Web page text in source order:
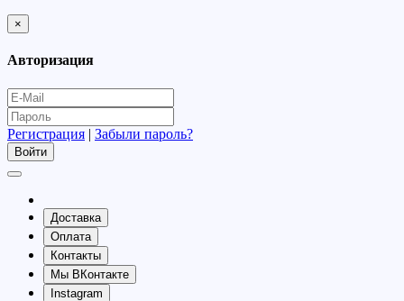
×
Авторизация
Регистрация | Забыли пароль?
Доставка
Оплата
Контакты
Мы ВКонтакте
Instagram